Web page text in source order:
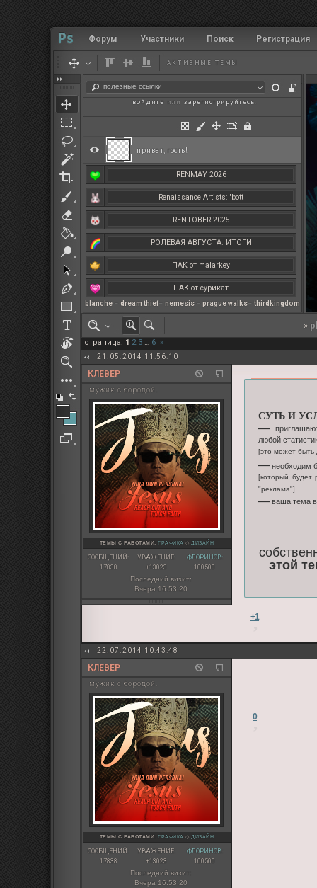
RENMAY 2026
Renaissance Artists: 'bott
RENTOBER 2025
РОЛЕВАЯ АВГУСТА: ИТОГИ
ПАК от malarkey
ПАК от сурикат
РЕНМАЙ
полезные ссылки
blanche – dream thief– nemesis – prague walks– thirdkingdom
Форум Участники Поиск Регистрация
АКТИВНЫЕ ТЕМЫ
привет, гость!
войдите или зарегистрируйтесь
»
страница: 1 2 3 … 6 »
21.05.2014 11:56:10
КЛЕВЕР
мужик с бородой.
ТЕМЫ С РАБОТАМИ:ГРАФИКА ◇ ДИЗАЙН
СООБЩЕНИЙ:
17838
УВАЖЕНИЕ:
+13023
ФЛОРИНОВ:
100500
Последний визит:
Вчера 16:53:20
СУТЬ И
—
любой
[это может быть
— необходим
[который будет
"реклама"]
— ваша тема в
этой
+1
22.07.2014 10:43:48
КЛЕВЕР
мужик с бородой.
ТЕМЫ С РАБОТАМИ: ГРАФИКА ◇ ДИЗАЙН
СООБЩЕНИЙ:
17838
УВАЖЕНИЕ:
+13023
ФЛОРИНОВ:
100500
Последний визит:
Вчера 16:53:20
0